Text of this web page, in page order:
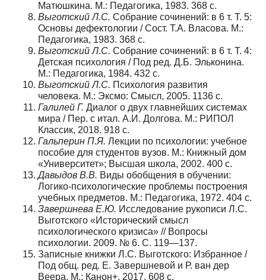
Матюшкина. М.: Педагогика, 1983. 368 с.
Выготский Л.С. Собрание сочинений: в 6 т. Т. 5:
Основы дефектологии / Сост. Т.А. Власова. М.:
Педагогика, 1983. 368 с.
Выготский Л.С. Собрание сочинений: в 6 т. Т. 4:
Детская психология / Под ред. Д.Б. Эльконина.
М.: Педагогика, 1984. 432 с.
Выготский Л.С. Психология развития
человека. М.: Эксмо: Смысл, 2005. 1136 с.
Галилей Г. Диалог о двух главнейших системах
мира / Пер. с итал. А.И. Долгова. М.: РИПОЛ
Классик, 2018. 918 с.
Гальперин П.Я. Лекции по психологии: учебное
пособие для студентов вузов. М.: Книжный дом
«Университет»; Высшая школа, 2002. 400 с.
Давыдов В.В. Виды обобщения в обучении:
Логико-психологические проблемы построения
учебных предметов. М.: Педагогика, 1972. 404 с.
Завершнева Е.Ю. Исследование рукописи Л.С.
Выготского «Исторический смысл
психологического кризиса» // Вопросы
психологии. 2009. № 6. С. 119—137.
Записные книжки Л.С. Выготского: Избранное /
Под общ. ред. Е. Завершневой и Р. ван дер
Веера. М.: Канон+, 2017. 608 с.